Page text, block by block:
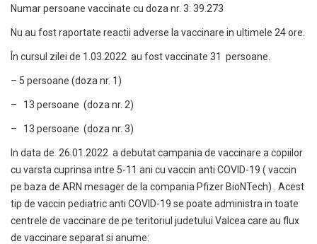
Numar persoane vaccinate cu doza nr. 3: 39.273
Nu au fost raportate reactii adverse la vaccinare in ultimele 24 ore.
În cursul zilei de 1.03.2022 au fost vaccinate 31 persoane.
– 5 persoane (doza nr. 1)
– 13 persoane (doza nr. 2)
– 13 persoane (doza nr. 3)
In data de 26.01.2022 a debutat campania de vaccinare a copiilor
cu varsta cuprinsa intre 5-11 ani cu vaccin anti COVID-19 ( vaccin
pe baza de ARN mesager de la compania Pfizer BioNTech) . Acest
tip de vaccin pediatric anti COVID-19 se poate administra in toate
centrele de vaccinare de pe teritoriul judetului Valcea care au flux
de vaccinare separat si anume: